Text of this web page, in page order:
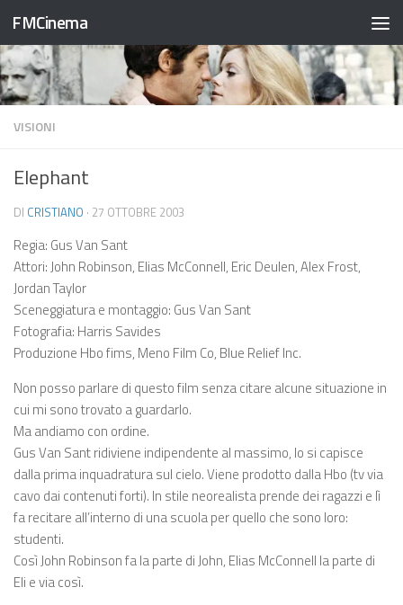
Salta al contenuto
FMCinema
VISIONI
Elephant
DI CRISTIANO · 27 OTTOBRE 2003
Regia: Gus Van Sant
Attori: John Robinson, Elias McConnell, Eric Deulen, Alex Frost,
Jordan Taylor
Sceneggiatura e montaggio: Gus Van Sant
Fotografia: Harris Savides
Produzione Hbo fims, Meno Film Co, Blue Relief Inc.
Non posso parlare di questo film senza citare alcune situazione in
cui mi sono trovato a guardarlo.
Ma andiamo con ordine.
Gus Van Sant ridiviene indipendente al massimo, lo si capisce
dalla prima inquadratura sul cielo. Viene prodotto dalla Hbo (tv via
cavo dai contenuti forti). In stile neorealista prende dei ragazzi e lì
fa recitare all’interno di una scuola per quello che sono loro:
studenti.
Così John Robinson fa la parte di John, Elias McConnell la parte di
Eli e via così.